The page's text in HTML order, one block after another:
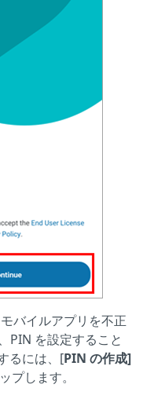
バイルアプリを不正
PIN を設定すること
るには、[PIN の作成]
プします。